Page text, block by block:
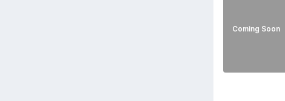
Coming Soon